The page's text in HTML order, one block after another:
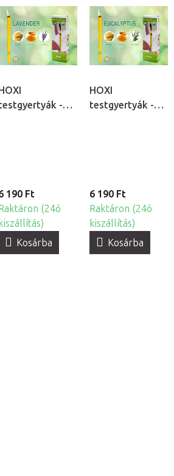
HOXI
-
190 Ft
Raktáron (24ó
kiszállítás)
Kosárba
HOXI
testgyertyák -
6 190 Ft
Raktáron (24ó
kiszállítás)
Kosárba